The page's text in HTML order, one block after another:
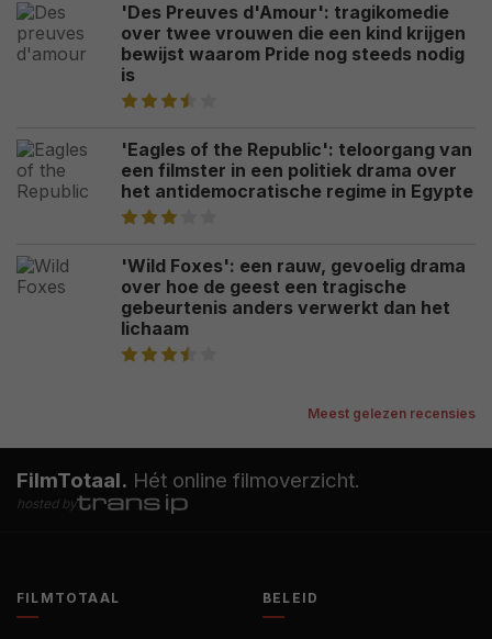
'Des Preuves d'Amour': tragikomedie
over twee vrouwen die een kind krijgen
bewijst waarom Pride nog steeds nodig
is
'Eagles of the Republic': teloorgang van
een filmster in een politiek drama over
het antidemocratische regime in Egypte
'Wild Foxes': een rauw, gevoelig drama
over hoe de geest een tragische
gebeurtenis anders verwerkt dan het
lichaam
Meest gelezen recensies
FilmTotaal. Hét online filmoverzicht.
hosted by
FILMTOTAAL BELEID